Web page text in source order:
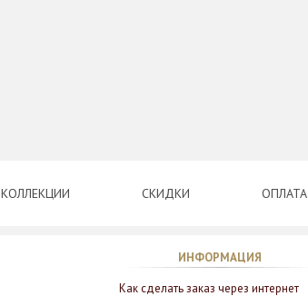
КОЛЛЕКЦИИ СКИДКИ ОПЛАТА
ИНФОРМАЦИЯ
Как сделать заказ через интернет